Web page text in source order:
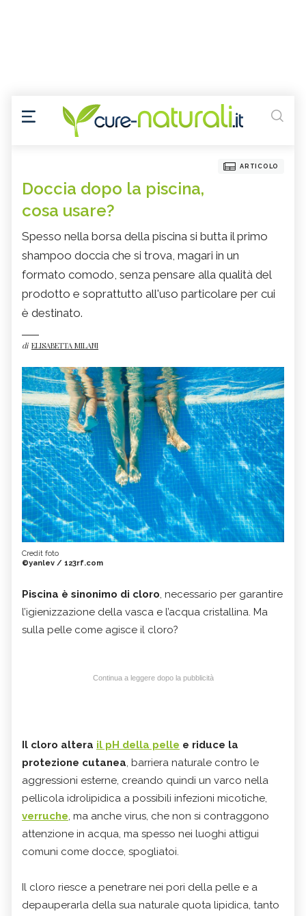
ARTICOLO
Doccia dopo la piscina,
cosa usare?
Spesso nella borsa della piscina si butta il primo
shampoo doccia che si trova, magari in un
formato comodo, senza pensare alla qualità del
prodotto e soprattutto all'uso particolare per cui
è destinato.
di ELISABETTA MILANI
Credit foto
©yanlev / 123rf.com
Piscina è sinonimo di cloro, necessario per garantire
l’igienizzazione della vasca e l’acqua cristallina. Ma
sulla pelle come agisce il cloro?
Continua a leggere dopo la pubblicità
Il cloro altera il pH della pelle e riduce la
protezione cutanea, barriera naturale contro le
aggressioni esterne, creando quindi un varco nella
pellicola idrolipidica a possibili infezioni micotiche,
verruche, ma anche virus, che non si contraggono
attenzione in acqua, ma spesso nei luoghi attigui
comuni come docce, spogliatoi.
Il cloro riesce a penetrare nei pori della pelle e a
depauperarla della sua naturale quota lipidica, tanto